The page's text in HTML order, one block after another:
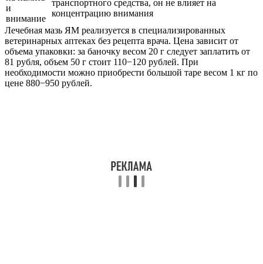
и
внимание
транспортного средства, он не влияет на
концентрацию внимания
Лечебная мазь ЯМ реализуется в специализированных
ветеринарных аптеках без рецепта врача. Цена зависит от
объема упаковки: за баночку весом 20 г следует заплатить от
81 рубля, объем 50 г стоит 110−120 рублей. При
необходимости можно приобрести большой таре весом 1 кг по
цене 880−950 рублей.